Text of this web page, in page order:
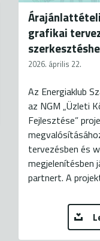
grafikai
2026. április 22.
Az Energiaklub
az NGM „Üzleti
Fejlesztése”
tervezésben és
megjelenítésben
partnert. A